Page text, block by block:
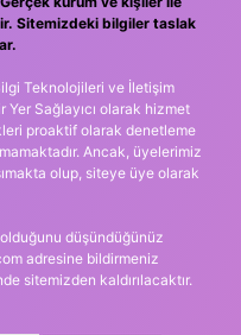
Sitemizdeki bilgiler taslak
Teknolojileri ve İletişim
Yer Sağlayıcı olarak hizmet
proaktif olarak denetleme
Ancak, üyelerimiz
olup, siteye üye olarak
düşündüğünüz
adresine bildirmeniz
sitemizden kaldırılacaktır.